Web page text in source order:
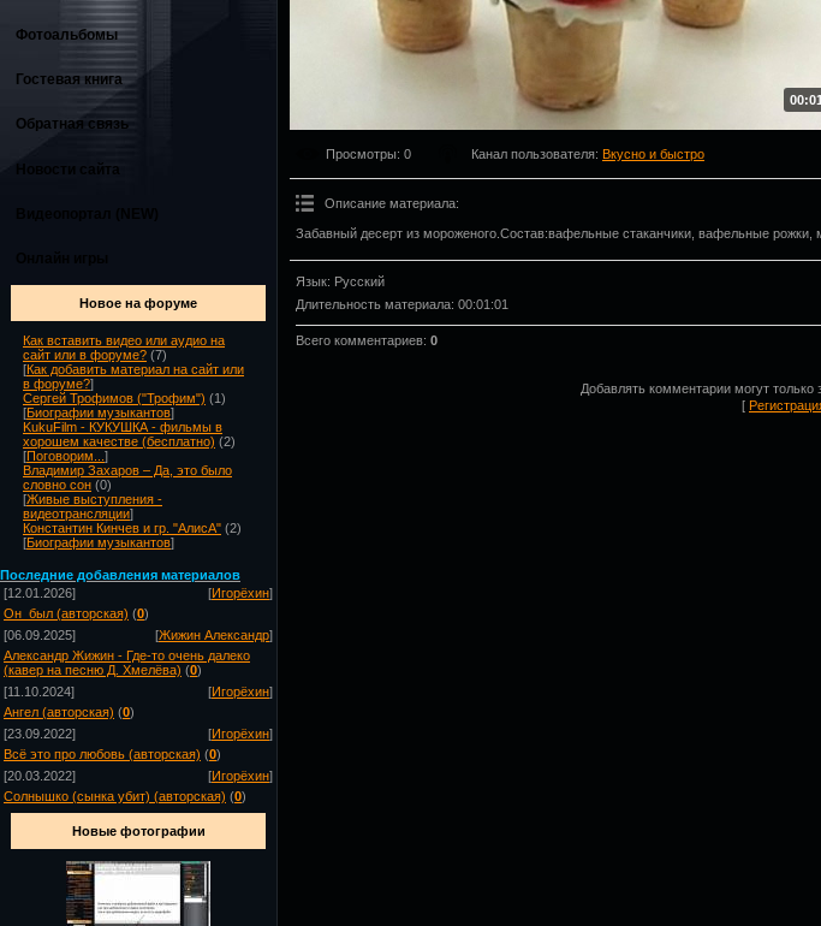
Фотоальбомы
Гостевая книга
Обратная связь
Новости сайта
Новое на форуме
Как вставить видео или аудио на
сайт или в форуме? (7)
[Как добавить материал на сайт или
в форуме?]
Сергей Трофимов ("Трофим") (1)
[Биографии музыкантов]
KukuFilm - КУКУШКА - фильмы в
хорошем качестве (бесплатно) (2)
[Поговорим... ]
Владимир Захаров – Да, это было
словно сон (0)
[Живые выступления -
видеотрансляции]
Константин Кинчев и гр. "АлисА" (2)
[Биографии музыкантов]
Последние добавления материалов
[12.01.2026]
[Игорёхин]
Он_был (авторская) (0)
[06.09.2025]
[Жижин Александр]
Александр Жижин - Где-то очень далеко
(кавер на песню Д. Хмелёва) (0)
[11.10.2024]
[Игорёхин]
Ангел (авторская) (0)
[23.09.2022]
[Игорёхин]
Всё это про любовь (авторская) (0)
[20.03.2022]
[Игорёхин]
Солнышко (сынка убит) (авторская) (0)
Новые фотографии
Просмотры: 0 Канал пользователя: Вкусно и быстро
Описание материала:
Забавный десерт из мороженого.Состав:вафельные стаканчики, вафельные рожки,
Язык: Русский
Длительность материала: 00:01:01
Всего комментариев: 0
Добавлять комментарии могут только
[